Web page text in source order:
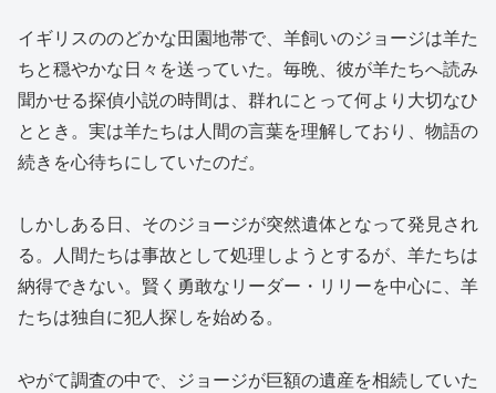
イギリスののどかな田園地帯で、羊飼いのジョージは羊た
ちと穏やかな日々を送っていた。毎晩、彼が羊たちへ読み
聞かせる探偵小説の時間は、群れにとって何より大切なひ
ととき。実は羊たちは人間の言葉を理解しており、物語の
続きを心待ちにしていたのだ。
しかしある日、そのジョージが突然遺体となって発見され
る。人間たちは事故として処理しようとするが、羊たちは
納得できない。賢く勇敢なリーダー・リリーを中心に、羊
たちは独自に犯人探しを始める。
やがて調査の中で、ジョージが巨額の遺産を相続していた